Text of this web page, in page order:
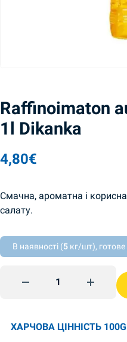
Raffinoimaton
1l Dikanka
4,80€
Смачна, ароматна і
салату.
В наявності (5 кг/шт),
Raffinoimaton
ХАРЧОВА ЦІННІСТЬ 100G